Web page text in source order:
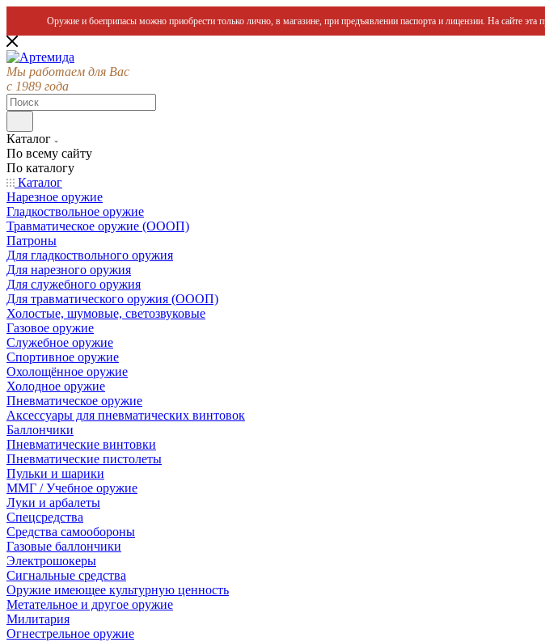
Оружие и боеприпасы можно приобрести только лично, в магазине, при предъявлении паспорта и лицензии. На сайте
Мы работаем для Вас
с 1989 года
Каталог
По всему сайту
По каталогу
Каталог
Нарезное оружие
Гладкоствольное оружие
Травматическое оружие (ОООП)
Патроны
Для гладкоствольного оружия
Для нарезного оружия
Для служебного оружия
Для травматического оружия (ОООП)
Холостые, шумовые, светозвуковые
Газовое оружие
Служебное оружие
Спортивное оружие
Охолощённое оружие
Холодное оружие
Пневматическое оружие
Аксессуары для пневматических винтовок
Баллончики
Пневматические винтовки
Пневматические пистолеты
Пульки и шарики
ММГ / Учебное оружие
Луки и арбалеты
Спецсредства
Средства самообороны
Газовые баллончики
Электрошокеры
Сигнальные средства
Оружие имеющее культурную ценность
Метательное и другое оружие
Милитария
Огнестрельное оружие